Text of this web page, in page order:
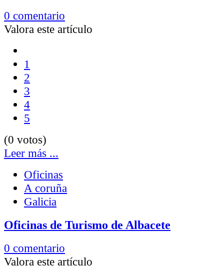
0 comentario
Valora este artículo
1
2
3
4
5
(0 votos)
Leer más ...
Oficinas
A coruña
Galicia
Oficinas de Turismo de Albacete
0 comentario
Valora este artículo